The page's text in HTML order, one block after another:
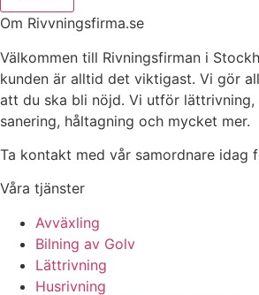
Om Rivvningsfirma.se
Välkommen till Rivningsfirman i
kunden är alltid det viktigast. Vi gör
att du ska bli nöjd. Vi utför lättrivning,
sanering, håltagning och mycket mer.
Ta kontakt med vår samordnare idag
Våra tjänster
Avväxling
Bilning av Golv
Lättrivning
Husrivning